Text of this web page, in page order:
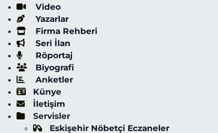
Video
Yazarlar
Firma Rehberi
Seri İlan
Röportaj
Biyografi
Anketler
Künye
İletişim
Servisler
Eskişehir Nöbetçi Eczaneler